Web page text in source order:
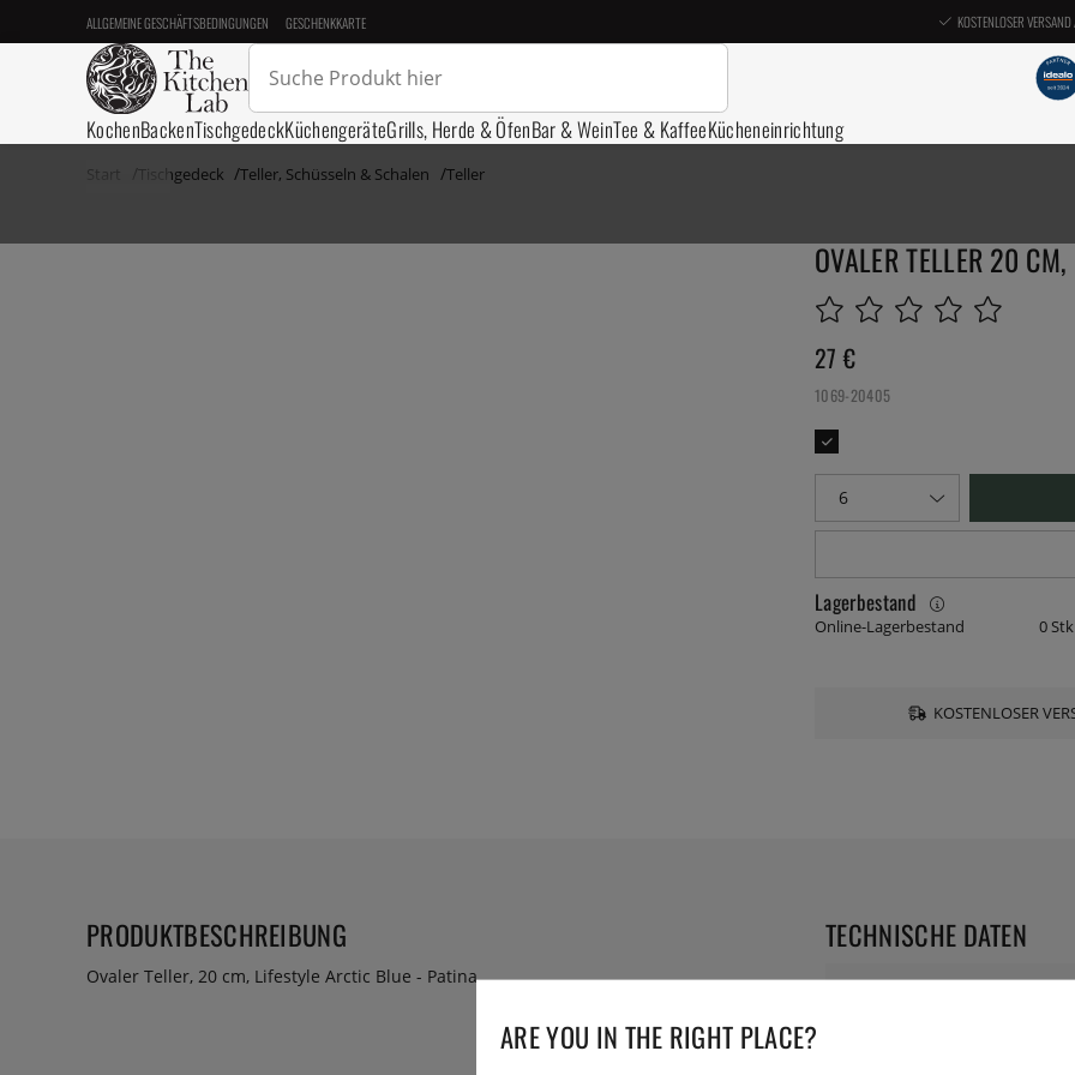
ALLGEMEINE GESCHÄFTSBEDINGUNGEN GESCHENKKARTE KOSTENLOSER
KochenBackenTischgedeckKüchengeräteGrills, Herde & ÖfenBar & WeinTee & KaffeeKücheneinrichtung
Start Tischgedeck Teller, Schüsseln & Schalen Teller
OVALER TELLER 20
27 €
1069-20405
Lagerbestand
Online-Lagerbestand 0
KOSTENLOSER
PRODUKTBESCHREIBUNG
Ovaler Teller, 20 cm, Lifestyle Arctic Blue - Patina
TECHNISCHE DATEN
ARE YOU IN THE RIGHT PLACE?